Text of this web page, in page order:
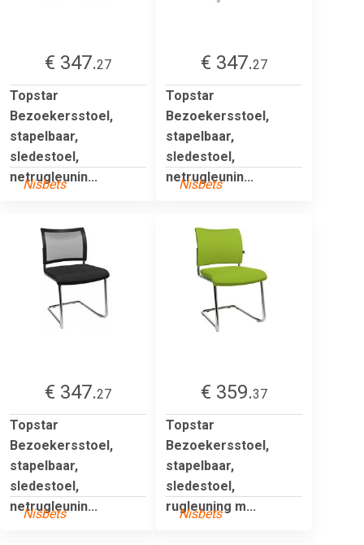
€ 347.27
Topstar
Bezoekersstoel,
stapelbaar,
sledestoel,
netrugleunin...
Nisbets
€ 347.27
Topstar
Bezoekersstoel,
stapelbaar,
sledestoel,
netrugleunin...
Nisbets
€ 347.27
Topstar
Bezoekersstoel,
stapelbaar,
sledestoel,
netrugleunin...
Nisbets
€ 359.37
Topstar
Bezoekersstoel,
stapelbaar,
sledestoel,
rugleuning m...
Nisbets